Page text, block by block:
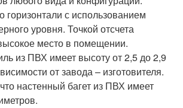
горизонтали с использованием
уровня. Точкой отсчета
место в помещении.
из ПВХ имеет высоту от 2,5 до 2,9
от завода – изготовителя.
настенный багет из ПВХ имеет